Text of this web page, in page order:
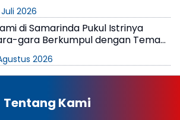
2026
di Samarinda Pukul Istrinya
gara Berkumpul dengan Teman
2026
Tentang Kami